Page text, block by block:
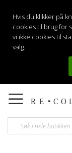
Hvis du klikker på
cookies til brug for
vi ikke cookies til
valg.